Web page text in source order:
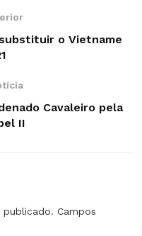
o Vietname
Cavaleiro pela
II
publicado. Campos